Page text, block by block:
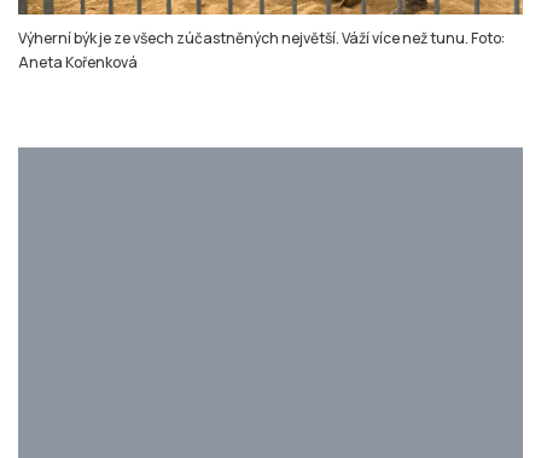
Výherní býk je ze všech zúčastněných největší. Váží více než tunu. Foto:
Aneta Kořenková